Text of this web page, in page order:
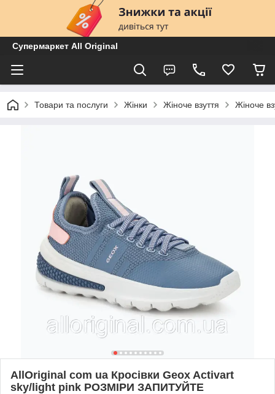
Супермаркет All Original
Товари та послуги Жінки Жіноче взуття Жіноче
AllOriginal com ua Кросівки Geox Activart
sky/light pink РОЗМІРИ ЗАПИТУЙТЕ